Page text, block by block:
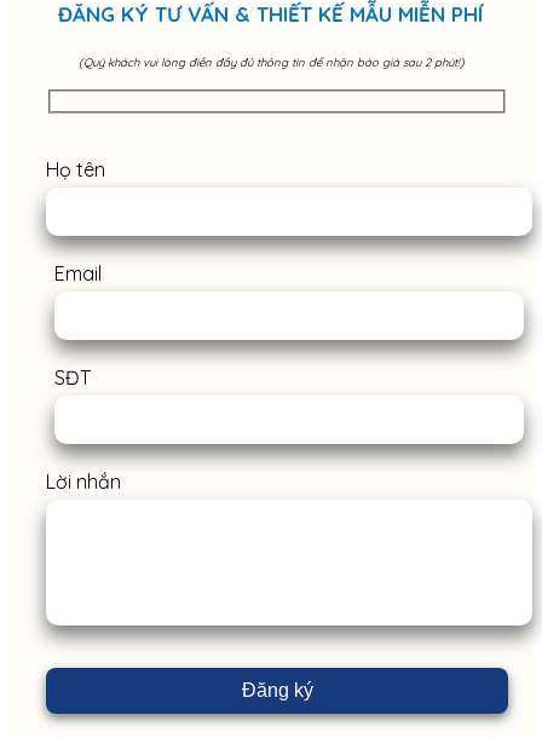
ĐĂNG KÝ TƯ VẤN & THIẾT KẾ MẪU MIỄN PHÍ
(Quý khách vui lòng điền đầy đủ thông tin để nhận báo giá sau 2 phút!)
Họ tên
Email
SĐT
Lời nhắn